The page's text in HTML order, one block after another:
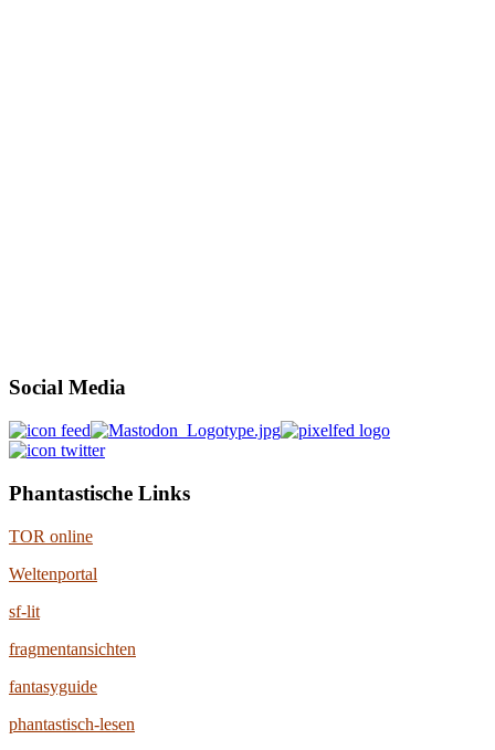
Social Media
Phantastische Links
TOR online
Weltenportal
sf-lit
fragmentansichten
fantasyguide
phantastisch-lesen